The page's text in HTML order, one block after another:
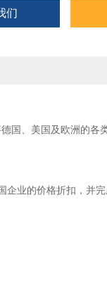
们
国、美国及欧洲的各
的价格折扣，并完